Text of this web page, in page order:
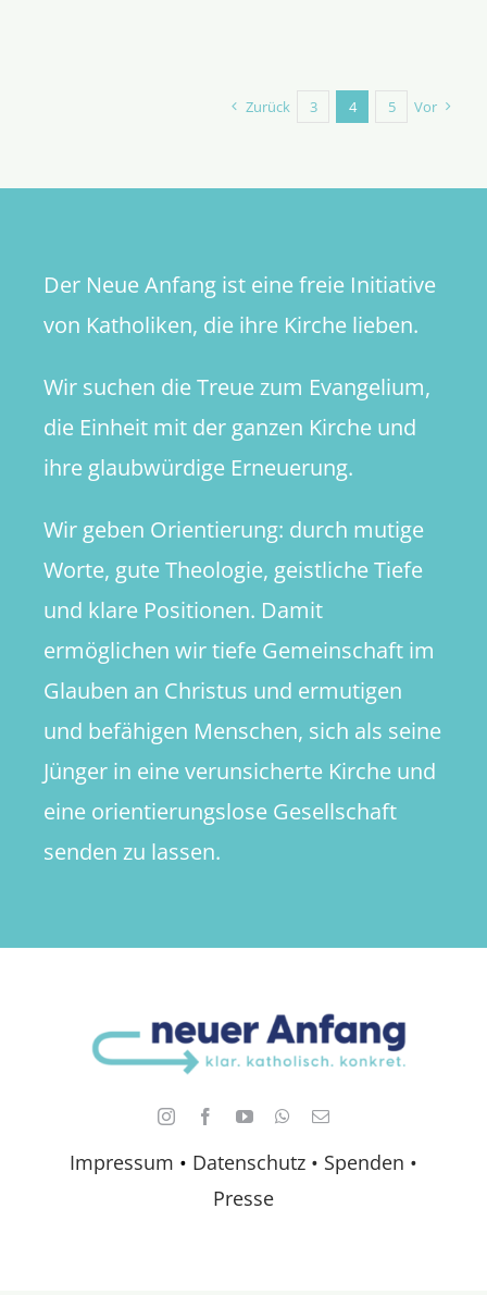
gemeint
Zurück 3 4 5 Vor
Impressum • Datenschutz • Spenden •
Presse
Der Neue Anfang ist eine freie Initiative
von Katholiken, die ihre Kirche lieben.
Wir suchen die Treue zum Evangelium,
die Einheit mit der ganzen Kirche und
ihre glaubwürdige Erneuerung.
Wir geben Orientierung: durch mutige
Worte, gute Theologie, geistliche Tiefe
und klare Positionen. Damit
ermöglichen wir tiefe Gemeinschaft im
Glauben an Christus und ermutigen
und befähigen Menschen, sich als seine
Jünger in eine verunsicherte Kirche und
eine orientierungslose Gesellschaft
senden zu lassen.